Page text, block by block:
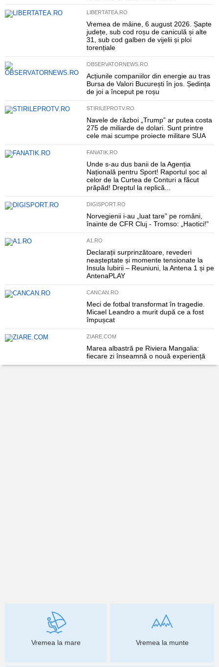
LIBERTATEA.RO
Vremea de mâine, 6 august 2026. Șapte
județe, sub cod roșu de caniculă și alte
31, sub cod galben de vijelii și ploi
torențiale
OBSERVATORNEWS.RO
Acțiunile companiilor din energie au tras
Bursa de Valori București în jos. Ședința
de joi a început pe roșu
STIRILEPROTV.RO
Navele de război „Trump” ar putea costa
275 de miliarde de dolari. Sunt printre
cele mai scumpe proiecte militare SUA
FANATIK.RO
Unde s-au dus banii de la Agenția
Națională pentru Sport! Raportul șoc al
celor de la Curtea de Conturi a făcut
prăpăd! Dreptul la replică...
DIGISPORT.RO
Norvegienii i-au „luat tare” pe români,
înainte de CFR Cluj - Tromso: „Haotici!”
A1.RO
Declarații surprinzătoare, revederi
neașteptate și momente tensionate la
Insula Iubirii – Reuniuni, la Antena 1 și pe
AntenaPLAY
CANCAN.RO
Meci de fotbal transformat în tragedie.
Micael Leandro a murit după ce a fost
împușcat
ZIARE.COM
Marea albastră pe Riviera Mangalia:
fiecare zi înseamnă o nouă experiență
Vremea la mare Vremea la munte